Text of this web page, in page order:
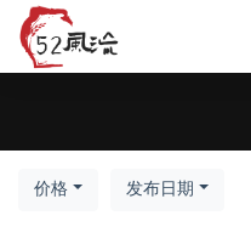
价格 发布日期